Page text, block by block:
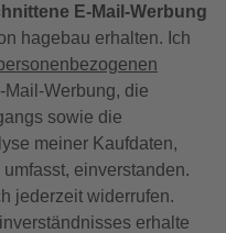
E-Mail-Werbung
hagebau erhalten. Ich
Mail-Werbung, die
sowie die
meiner Kaufdaten,
einverstanden.
jederzeit widerrufen.
erhalte